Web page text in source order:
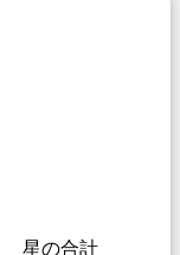
星の合計